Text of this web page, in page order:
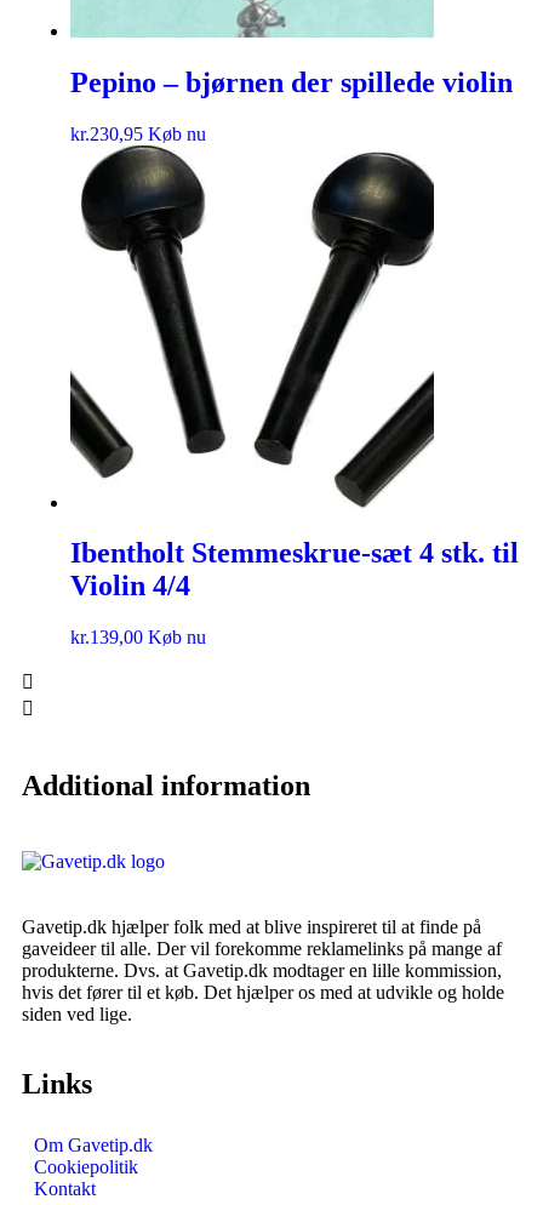
Pepino – bjørnen der spillede violin
kr.230,95 Køb nu
Ibentholt Stemmeskrue-sæt 4 stk. til
Violin 4/4
kr.139,00 Køb nu
Additional information
Gavetip.dk hjælper folk med at blive inspireret til at finde på
gaveideer til alle. Der vil forekomme reklamelinks på mange af
produkterne. Dvs. at Gavetip.dk modtager en lille kommission,
hvis det fører til et køb. Det hjælper os med at udvikle og holde
siden ved lige.
Links
Om Gavetip.dk
Cookiepolitik
Kontakt